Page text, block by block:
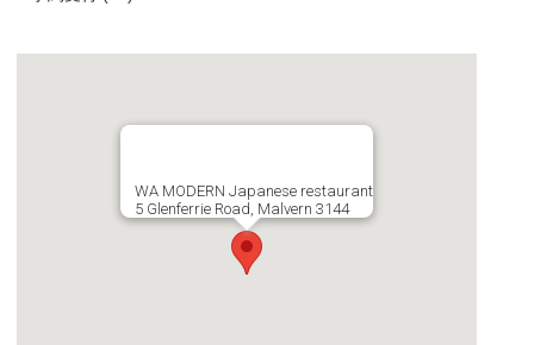
WA MODERN Japanese restaurant
5 Glenferrie Road, Malvern 3144